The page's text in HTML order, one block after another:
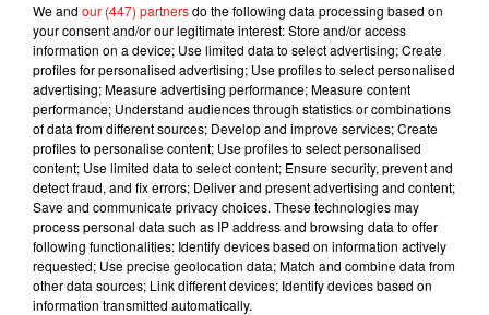
Les voyageurs qui ne présentent aucun symptôme n’ont en
revanche aucune obligation à se confiner quatorze jours à
leur arrivée sur le territoire. Cette attitude est toutefois
encouragée par les autorités qui en appellent « au civisme et
au sens des responsabilités des voyageurs pour mettre en
œuvre cette précaution sanitaire ».
Musique
We and our (447) partnersdo the following data processing based on
your consent and/or our legitimate interest: Store and/or access
information on a device; Use limited data to select advertising; Create
profiles for personalised advertising; Use profiles to select personalised
advertising; Measure advertising performance; Measure content
performance; Understand audiences through statistics or combinations
of data from different sources; Develop and improve services; Create
profiles to personalise content; Use profiles to select personalised
content; Use limited data to select content; Ensure security, prevent and
detect fraud, and fix errors; Deliver and present advertising and content;
Save and communicate privacy choices. These technologies may
process personal data such as IP address and browsing data to offer
following functionalities: Identify devices based on information actively
requested; Use precise geolocation data; Match and combine data from
other data sources; Link different devices; Identify devices based on
information transmitted automatically.